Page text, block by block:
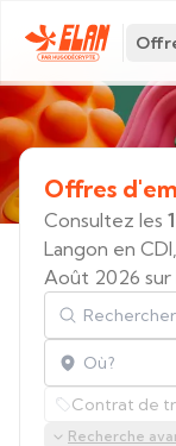
Offres
Consultez les
Langon en
Août 2026 sur
Rechercher par
Localisation
Contrat de
Recherche